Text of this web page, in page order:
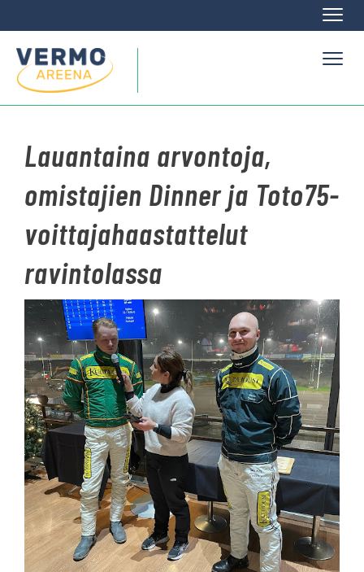
Lauantaina arvontoja,
omistajien Dinner ja Toto75-
voittajahaastattelut
ravintolassa